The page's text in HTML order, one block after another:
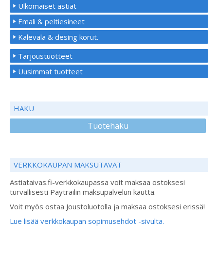
Ulkomaiset astiat
Emali & peltiesineet
Kalevala & desing korut.
Tarjoustuotteet
Uusimmat tuotteet
HAKU
Tuotehaku
VERKKOKAUPAN MAKSUTAVAT
Astiataivas.fi-verkkokaupassa voit maksaa ostoksesi
turvallisesti Paytrailin maksupalvelun kautta.
Voit myös ostaa Joustoluotolla ja maksaa ostoksesi erissä!
Lue lisää verkkokaupan sopimusehdot -sivulta.